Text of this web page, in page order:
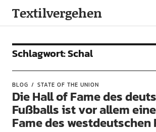
Textilvergehen
Schlagwort:Schal
BLOG STATE OF THE UNION
Die Hall of Fame des
Fußballs ist vor allem
Fame des westdeutschen